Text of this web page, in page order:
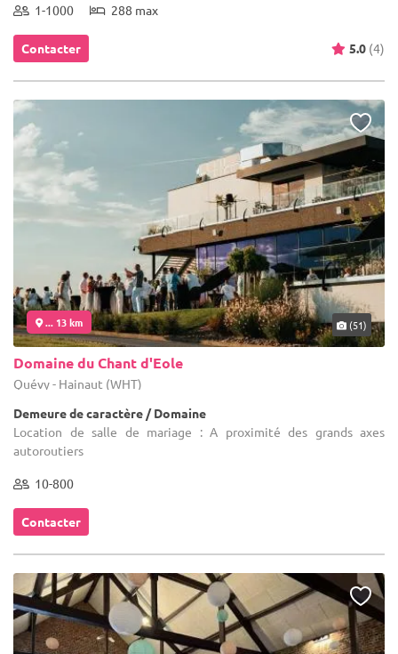
1-1000 288 max
Contacter 5.0 (4)
... 13 km (51)
Domaine du Chant d'Eole
Quévy - Hainaut (WHT)
Demeure de caractère / Domaine
Location de salle de mariage : A proximité des grands axes
autoroutiers
10-800
Contacter